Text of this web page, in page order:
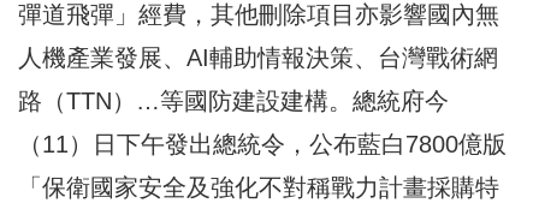
彈道飛彈」經費，其他刪除項目亦影響國內無
人機產業發展、AI輔助情報決策、台灣戰術網
路（TTN）…等國防建設建構。總統府今
（11）日下午發出總統令，公布藍白7800億版
「保衛國家安全及強化不對稱戰力計畫採購特